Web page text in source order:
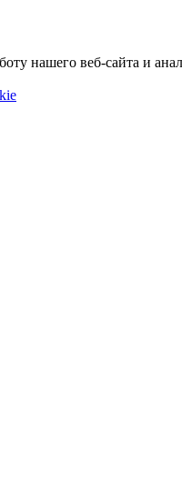
нашего веб-сайта и